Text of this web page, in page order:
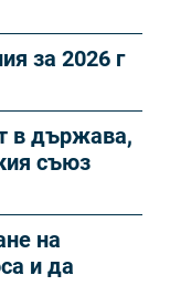
за 2026 г
в държава,
съюз
на
и да